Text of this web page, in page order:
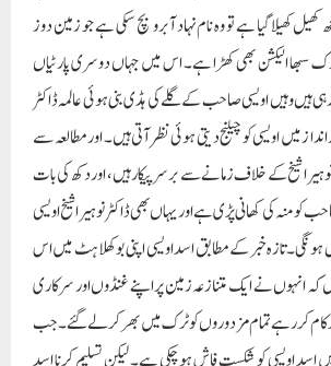
انہوں نے ایک متنازعہ زمین پر اپنے غنڈوں اور سرکاری
پر کام کر رہے تمام مزدوروں کو ٹرک میں بھر کر لے گئے۔ جب
اسد اویسی کو شکست فاش ہو چکی ہے۔ لیکن تسلیم کرنا اسد
بہت مشکل ہڈی ثابت ہو رہا ہے۔ جسے نگلنا بھی مشکل ہے
گویا کہ اسد اویسی کے لئے سانپ کے حلق کا چھچھوندر
ہیں اور نہ اگل سکتے ہیں۔ کہتے ہیں کہ بہت آسان ہوتا ہے
طے کرنا ، لیکن بہت مشکل ہوتا ہے اوپر سے نیچے کی طرف
سے ہی اسد اویسی کانپتے ہوئے دکھائی دیتے ہیں۔ اسد اویسی
اس میں ایم آئی ایم کے ہر ناجائز مطالبات کو پورا کیا جاتا
کنویں میں گر رہے ہیں اور تاریکی مزید گہراتی چلی جا رہی